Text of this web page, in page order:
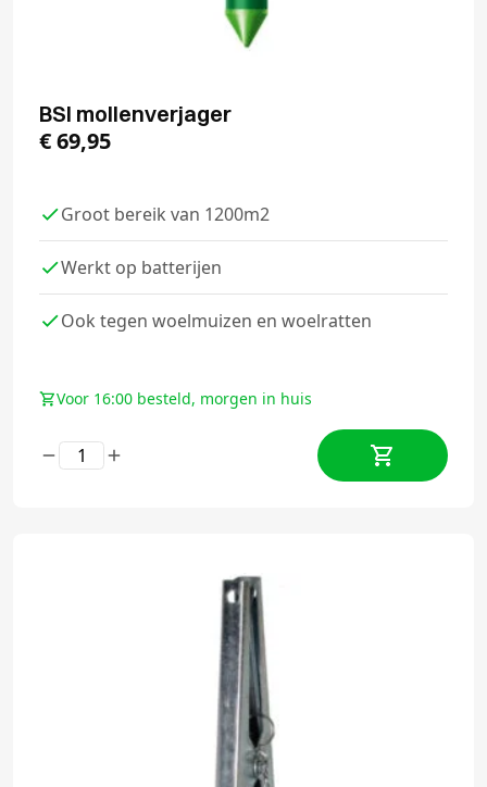
BSI mollenverjager
€69,95
Groot bereik van 1200m2
Werkt op batterijen
Ook tegen woelmuizen en woelratten
Voor 16:00 besteld, morgen in huis